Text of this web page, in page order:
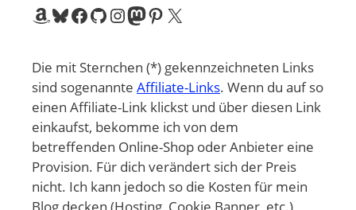
Amazon
Bluesky
Facebook
GitHub
Instagram
Mastodon
Pinterest
X
Die mit Sternchen (*) gekennzeichneten Links
sind sogenannte Affiliate-Links. Wenn du auf so
einen Affiliate-Link klickst und über diesen Link
einkaufst, bekomme ich von dem
betreffenden Online-Shop oder Anbieter eine
Provision. Für dich verändert sich der Preis
nicht. Ich kann jedoch so die Kosten für mein
Blog decken (Hosting, Cookie Banner, etc.)